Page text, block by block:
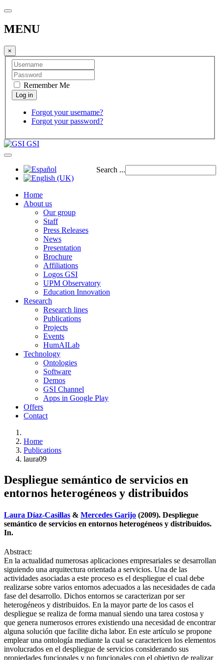
MENU
×
Remember Me
Forgot your username?
Forgot your password?
GSI
Search ...
Home
About us
Our group
Staff
Press Releases
News
Presentation
Brochure
Affiliations
Logos GSI
UPM Observatory
Education Innovation
Research
Research lines
Publications
Projects
Events
HumAILab
Technology
Ontologies
Software
Demos
GSI Channel
Apps in Google Play
Offers
Contact
Home
Publications
laura09
Despliegue semántico de servicios en
entornos heterogéneos y distribuidos
Laura Díaz-Casillas & Mercedes Garijo (2009). Despliegue
semántico de servicios en entornos heterogéneos y distribuidos.
In.
Abstract:
En la actualidad numerosas aplicaciones empresariales se desarrollan
siguiendo una arquitectura orientada a servicios. Una de las
actividades asociadas a este proceso es el despliegue el cual debe
realizarse sobre varios entornos adecuados a las necesidades de cada
fase del desarrollo. Dichos entornos se caracterizan por ser
heterogéneos y distribuidos. En la mayor parte de los casos el
despliegue se realiza de forma manual siendo una tarea costosa y
que genera numerosos errores existiendo una necesidad de encontrar
alguna solución que facilite dicha labor. En este artículo se propone
emplear una ontología mediante la cual se caractericen los elementos
involucrados en el despliegue de servicios considerando sus
propiedades funcionales y no funcionales con el objetivo de realizar